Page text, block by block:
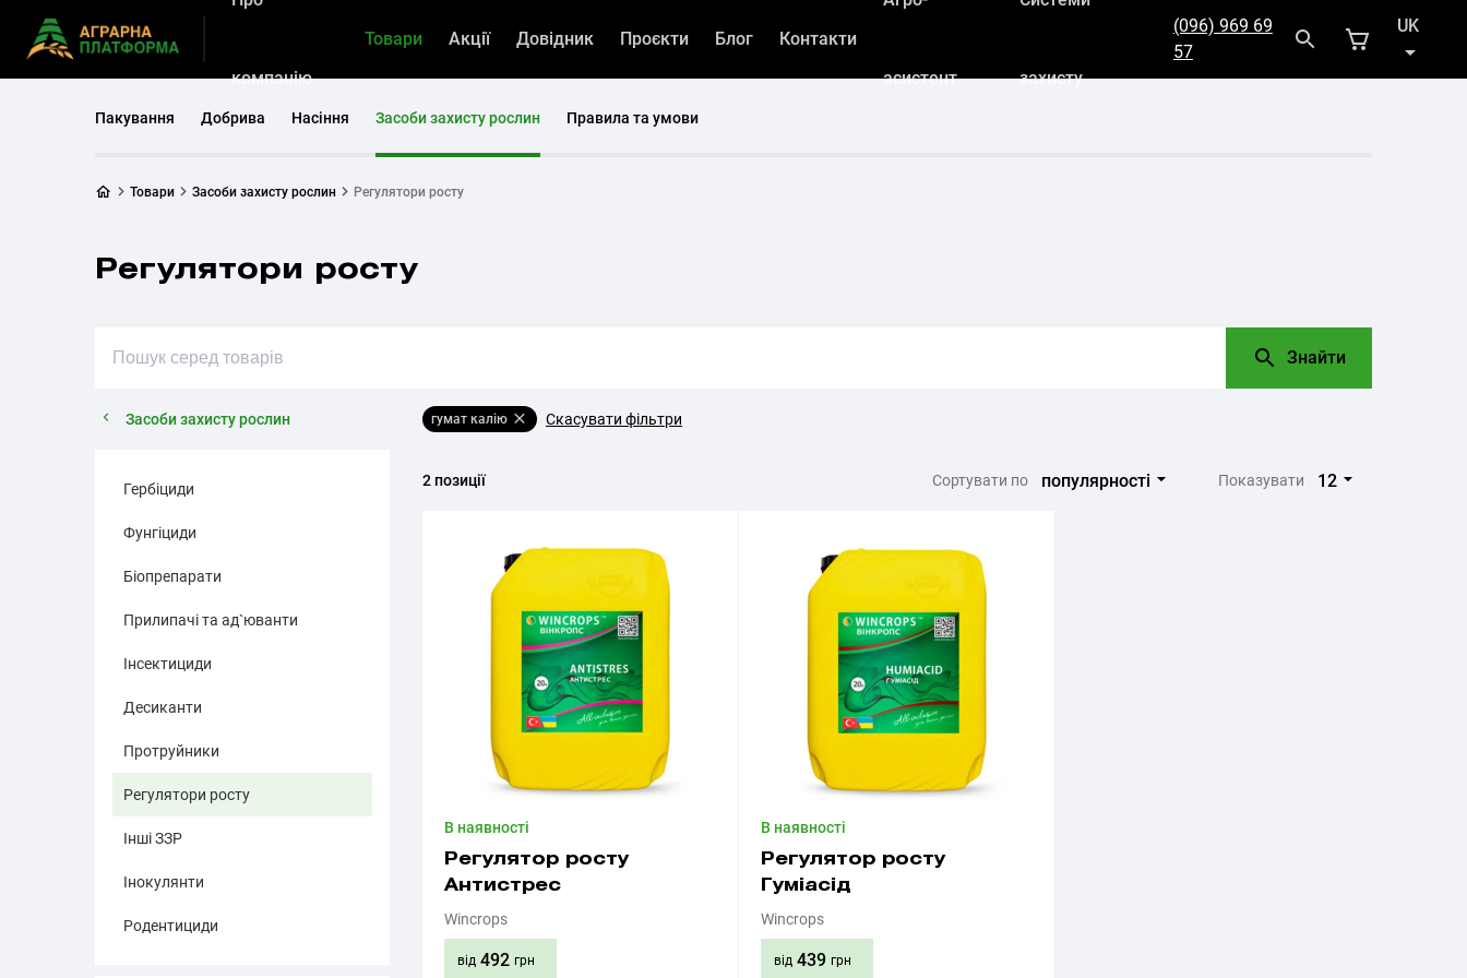
компанію
Товари Акції Довідник Проєкти Блог Контакти
асистент захисту
(096) 969 69
57
UK
RU
Пакування Добрива Насіння Засоби захисту рослин Правила та умови
Товари Засоби захисту рослин Регулятори росту
Регулятори росту
Знайти
Засоби захисту рослин
Гербіциди
Фунгіциди
Біопрепарати
Прилипачі та ад`юванти
Інсектициди
Десиканти
Протруйники
Регулятори росту
Інші ЗЗР
Інокулянти
Родентициди
гумат калію Скасувати фільтри
2 позиції Cортувати по популярності Показувати 12
В наявності
Регулятор росту
Антистрес
Wincrops
від 492 грн
В наявності
Регулятор росту
Гуміасід
Wincrops
від 439 грн